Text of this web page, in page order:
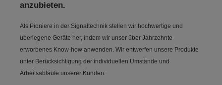
anzubieten.
Als Pioniere in der Signaltechnik stellen wir hochwertige und
überlegene Geräte her, indem wir unser über Jahrzehnte
erworbenes Know-how anwenden. Wir entwerfen unsere Produkte
unter Berücksichtigung der individuellen Umstände und
Arbeitsabläufe unserer Kunden.